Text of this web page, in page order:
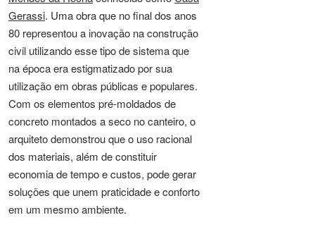
Gerassi. Uma obra que no final dos anos
80 representou a inovação na construção
civil utilizando esse tipo de sistema que
na época era estigmatizado por sua
utilização em obras públicas e populares.
Com os elementos pré-moldados de
concreto montados a seco no canteiro, o
arquiteto demonstrou que o uso racional
dos materiais, além de constituir
economia de tempo e custos, pode gerar
soluções que unem praticidade e conforto
em um mesmo ambiente.